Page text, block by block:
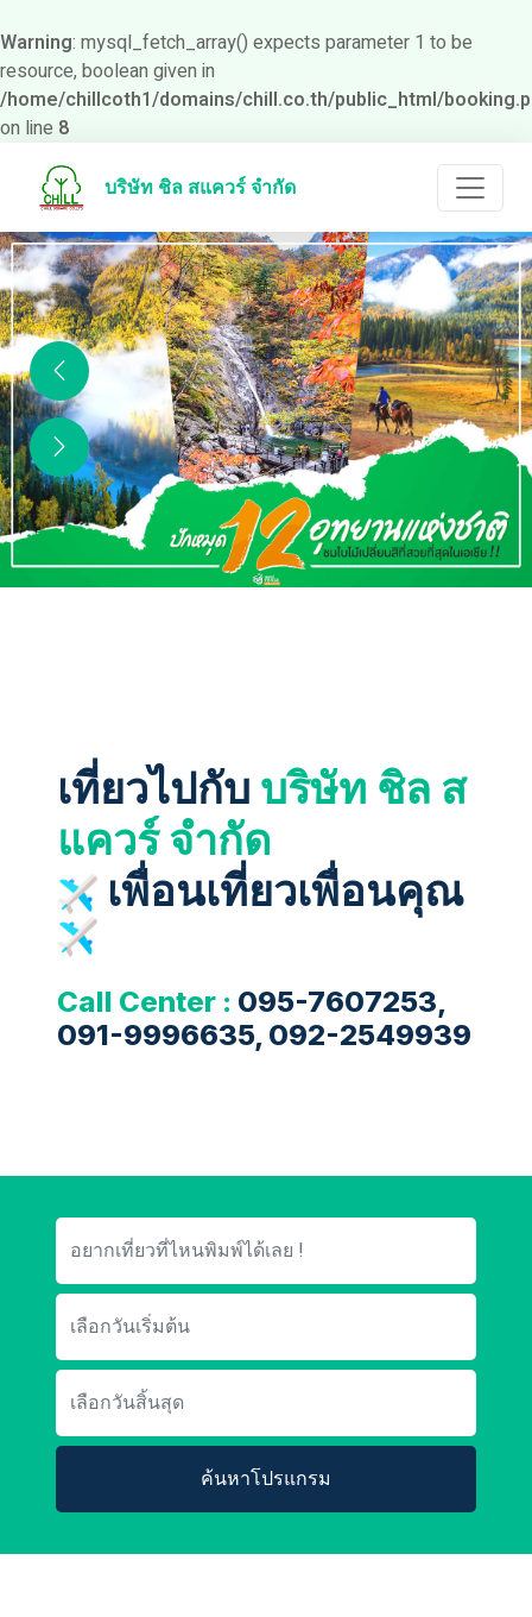
Warning: mysql_fetch_array() expects parameter 1 to be
resource, boolean given in
/home/chillcoth1/domains/chill.co.th/public_html/
on line 8
บริษัท ชิล สแควร์ จำกัด
เที่ยวไปกับ บริษัท ชิล ส
แควร์ จำกัด
เพื่อนเที่ยวเพื่อนคุณ
Call Center : 095-7607253,
091-9996635, 092-2549939
ค้นหาโปรแกรม